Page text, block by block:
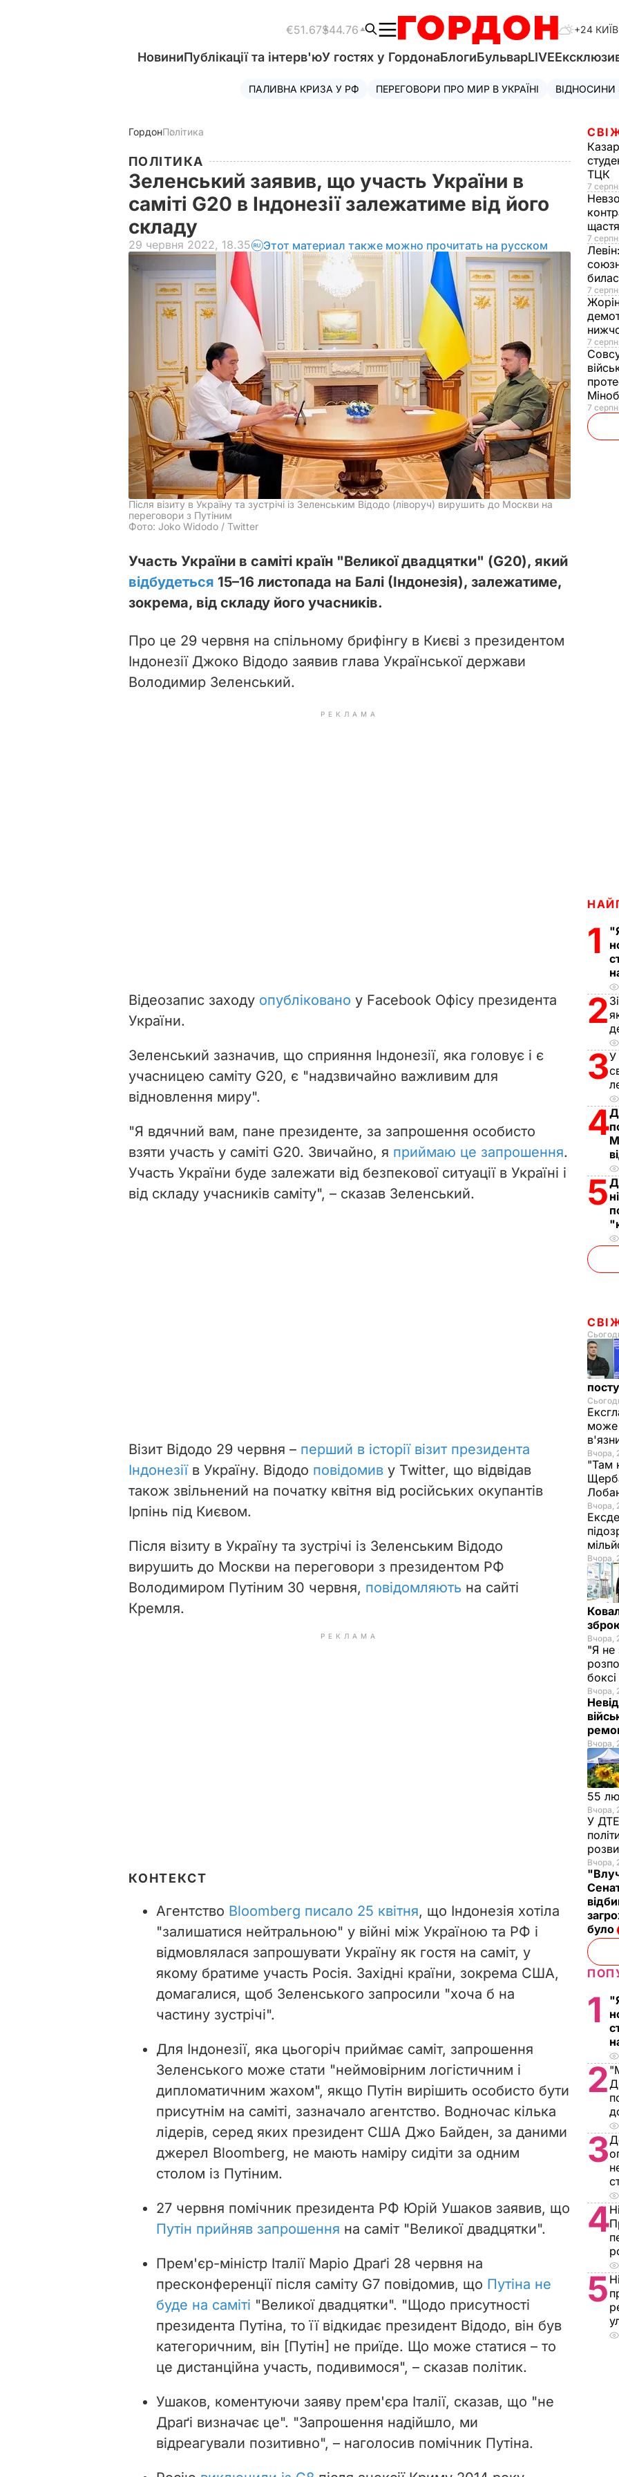
€51.67$44.76 +24 КИЇВ
НовиниПублікації та інтерв'юУ гостях у ГордонаБлогиБульварLIVE
ПАЛИВНА КРИЗА У РФ ПЕРЕГОВОРИ ПРО МИР В УКРАЇНІ
ГордонПолітика
ПОЛІТИКА
Зеленський заявив, що участь України в
саміті G20 в Індонезії залежатиме від його
складу
29 червня 2022, 18.35 Этот материал также можно прочитать на русском
Після візиту в Україну та зустрічі із Зеленським Відодо (ліворуч) вирушить до Москви на
переговори з Путіним
Фото: Joko Widodo / Twitter
Участь України в саміті країн "Великої двадцятки" (G20), який
відбудеться 15–16 листопада на Балі (Індонезія), залежатиме,
зокрема, від складу його учасників.
Про це 29 червня на спільному брифінгу в Києві з президентом
Індонезії Джоко Відодо заявив глава Української держави
Володимир Зеленський.
РЕКЛАМА
Відеозапис заходу опубліковано у Facebook Офісу президента
України.
Зеленський зазначив, що сприяння Індонезії, яка головує і є
учасницею саміту G20, є "надзвичайно важливим для
відновлення миру".
"Я вдячний вам, пане президенте, за запрошення особисто
взяти участь у саміті G20. Звичайно, я приймаю це запрошення.
Участь України буде залежати від безпекової ситуації в Україні і
від складу учасників саміту", – сказав Зеленський.
Візит Відодо 29 червня – перший в історії візит президента
Індонезіїв Україну. Відодо повідомив у Twitter, що відвідав
також звільнений на початку квітня від російських окупантів
Ірпінь під Києвом.
Після візиту в Україну та зустрічі із Зеленським Відодо
вирушить до Москви на переговори з президентом РФ
Володимиром Путіним 30 червня, повідомляють на сайті
Кремля.
РЕКЛАМА
КОНТЕКСТ
Агентство Bloomberg писало 25 квітня, що Індонезія хотіла
"залишатися нейтральною" у війні між Україною та РФ і
відмовлялася запрошувати Україну як гостя на саміт, у
якому братиме участь Росія. Західні країни, зокрема США,
домагалися, щоб Зеленського запросили "хоча б на
частину зустрічі".
Для Індонезії, яка цьогоріч приймає саміт, запрошення
Зеленського може стати "неймовірним логістичним і
дипломатичним жахом", якщо Путін вирішить особисто бути
присутнім на саміті, зазначало агентство. Водночас кілька
лідерів, серед яких президент США Джо Байден, за даними
джерел Bloomberg, не мають наміру сидіти за одним
столом із Путіним.
27 червня помічник президента РФ Юрій Ушаков заявив, що
Путін прийняв запрошення на саміт "Великої двадцятки".
Прем'єр-міністр Італії Маріо Драґі 28 червня на
пресконференції після саміту G7 повідомив, що Путіна не
буде на саміті "Великої двадцятки". "Щодо присутності
президента Путіна, то її відкидає президент Відодо, він був
категоричним, він [Путін] не приїде. Що може статися – то
це дистанційна участь, подивимося", – сказав політик.
Ушаков, коментуючи заяву прем'єра Італії, сказав, що "не
Драґі визначає це". "Запрошення надійшло, ми
відреагували позитивно", – наголосив помічник Путіна.
ТЦК
7
щастя
7
Левін:
7
7
7
1
2
3У
4
5
може
Вчора,
"Там
Вчора,
Вчора,
Вчора,
"Я не
боксі
Вчора,
Вчора,
55
Вчора,
У
Вчора,
було
1
2
3
4
5